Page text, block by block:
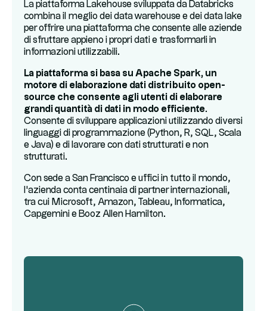
La piattaforma Lakehouse sviluppata da Databricks
combina il meglio dei data warehouse e dei data lake
per offrire una piattaforma che consente alle aziende
di sfruttare appieno i propri dati e trasformarli in
informazioni utilizzabili.
La piattaforma si basa su Apache Spark, un
motore di elaborazione dati distribuito open-
source che consente agli utenti di elaborare
grandi quantità di dati in modo efficiente.
Consente di sviluppare applicazioni utilizzando diversi
linguaggi di programmazione (Python, R, SQL, Scala
e Java) e di lavorare con dati strutturati e non
strutturati.
Con sede a San Francisco e uffici in tutto il mondo,
l'azienda conta centinaia di partner internazionali,
tra cui Microsoft, Amazon, Tableau, Informatica,
Capgemini e Booz Allen Hamilton.